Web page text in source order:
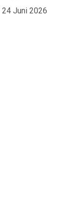
24 Juni 2026